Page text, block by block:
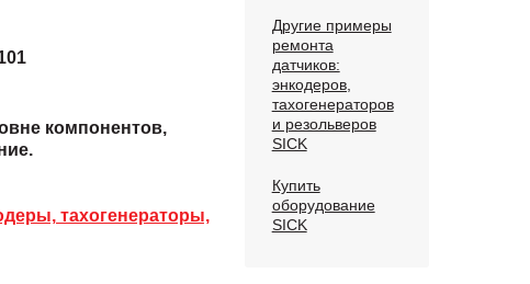
компонентов,
тахогенераторы,
Другие примеры
ремонта
датчиков:
энкодеров,
тахогенераторов
и резольверов
SICK
Купить
оборудование
SICK